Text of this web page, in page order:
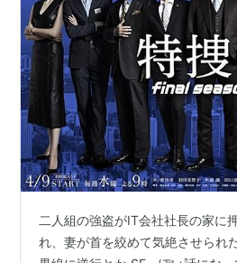
二人組の強盗がIT会社社長の家に
れ、妻が首を絞めて気絶させられ